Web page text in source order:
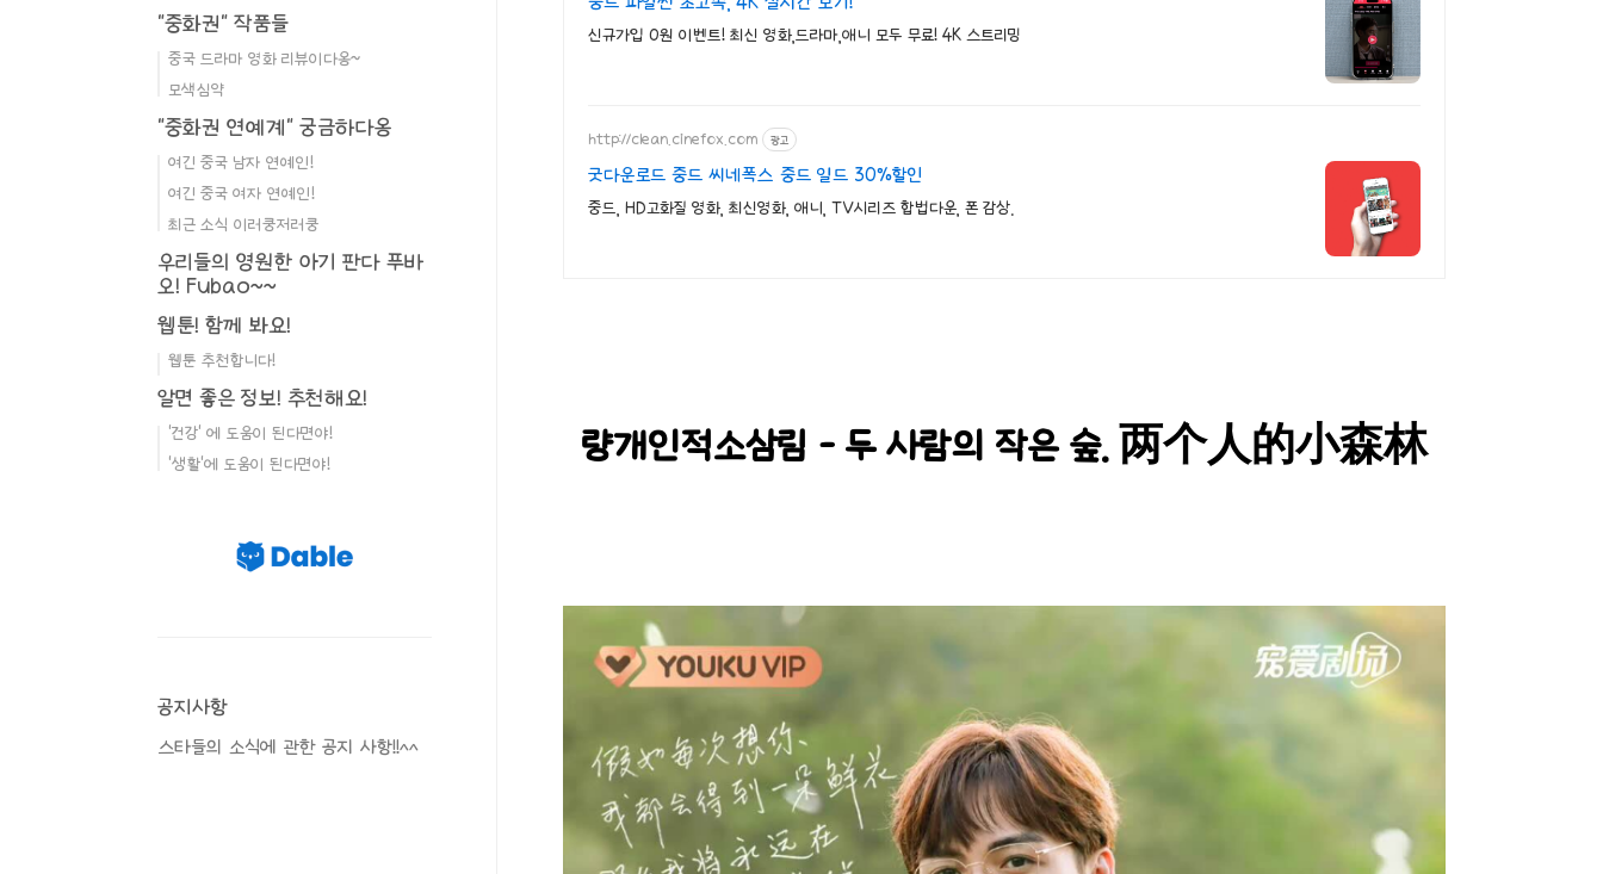
신규가입 0원 이벤트! 최신 영화,드라마,애니 모두 무료! 4K 스트리밍
http://clean.cinefox.com 광고
굿다운로드 중드 씨네폭스 중드 일드 30%할인
중드, HD고화질 영화, 최신영화, 애니, TV시리즈 합법다운, 폰 감상.
량개인적소삼림 - 두 사람의 작은 숲. 两个人的小森林
"중화권" 작품들
중국 드라마 영화 리뷰이다옹~
모색심약
"중화권 연예계" 궁금하다옹
여긴 중국 남자 연예인!
여긴 중국 여자 연예인!
최근 소식 이러쿵저러쿵
우리들의 영원한 아기 판다 푸바
오! Fubao~~
웹툰! 함께 봐요!
웹툰 추천합니다!
알면 좋은 정보! 추천해요!
'건강' 에 도움이 된다면야!
'생활'에 도움이 된다면야!
공지사항
스타들의 소식에 관한 공지 사항!!^^